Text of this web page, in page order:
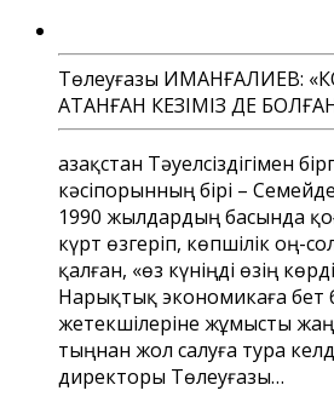
Төлеуғазы ИМАНҒАЛИЕВ:
АТАНҒАН КЕЗІМІЗ ДЕ
Қазақстан Тәуелсіздігімен
кәсіпорынның бірі –
1990 жылдардың басында
күрт өзгеріп, көпшілік оң-
қалған, «өз күніңді өзің
Нарықтық экономикаға бет
жетекшілеріне жұмысты
тыңнан жол салуға тура
директоры Төлеуғазы…